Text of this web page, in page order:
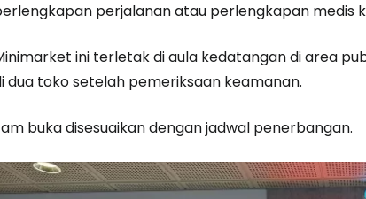
perjalanan atau perlengkapan medis
ini terletak di aula kedatangan di area
dua toko setelah pemeriksaan keamanan.
buka disesuaikan dengan jadwal penerbangan.